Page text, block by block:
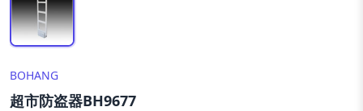
BOHANG
超市防盗器BH9677